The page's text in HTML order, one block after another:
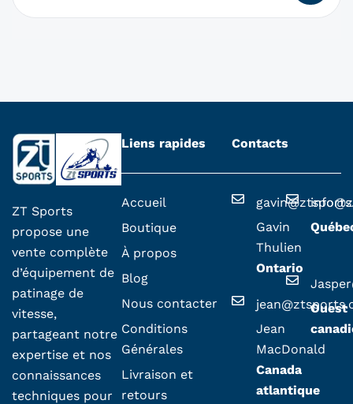
ZT Sports
propose une
vente complète
d’équipement de
patinage de
vitesse,
partageant notre
expertise et nos
connaissances
techniques pour
Liens rapides
Accueil
Boutique
À propos
Blog
Nous contacter
Conditions
Générales
Livraison et
retours
Contacts
Gavin
Thulien
Ontario
Jean
MacDonald
Canada
atlantique
Ouest